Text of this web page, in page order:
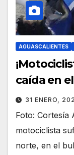
AGUASCALIENTES
caída en
31 ENERO,
Foto: Cortesía
motociclista
norte, en el